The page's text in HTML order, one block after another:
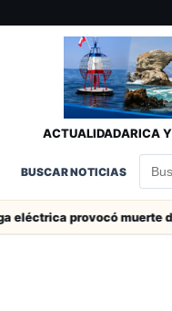
ACTUALIDADARICA
BUSCAR NOTICIAS
Descarga